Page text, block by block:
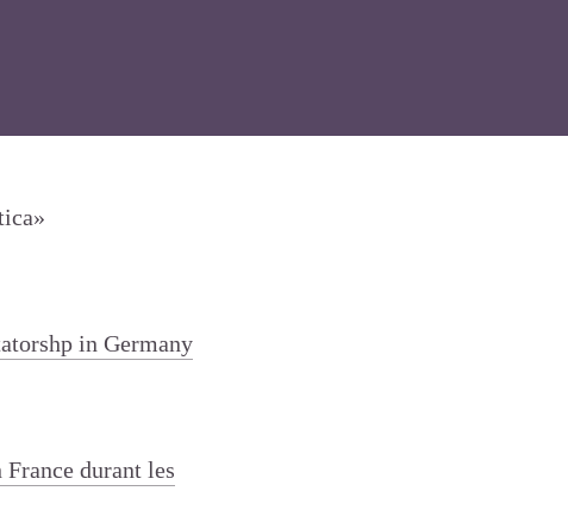
in Germany
durant les